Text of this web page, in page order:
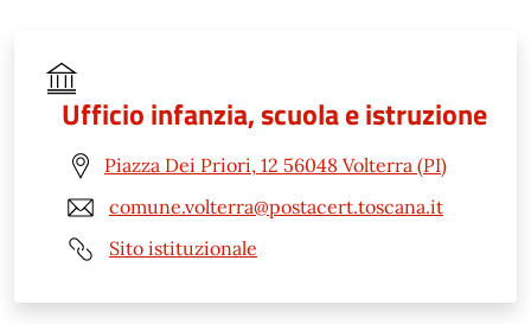
Ufficio infanzia, scuola e istruzione
Piazza Dei Priori, 12 56048 Volterra (PI)
comune.volterra@postacert.toscana.it
Sito istituzionale